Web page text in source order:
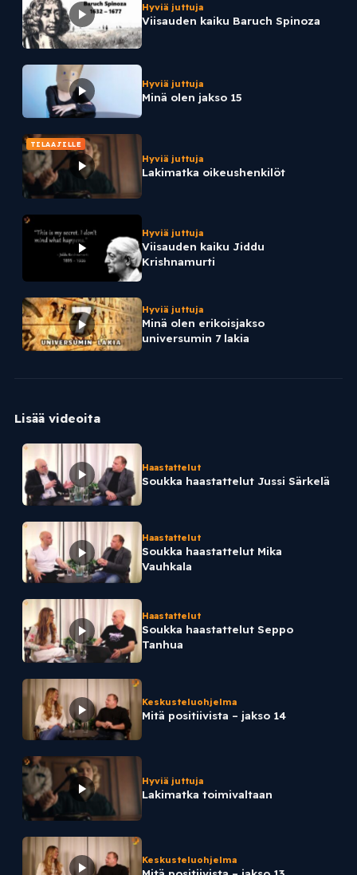
Hyviä juttuja
Viisauden kaiku Baruch Spinoza
Hyviä juttuja
Minä olen jakso 15
TILAAJILLE
Hyviä juttuja
Lakimatka oikeushenkilöt
Hyviä juttuja
Viisauden kaiku Jiddu
Krishnamurti
Hyviä juttuja
Minä olen erikoisjakso
universumin 7 lakia
Lisää videoita
Haastattelut
Soukka haastattelut Jussi Särkelä
Haastattelut
Soukka haastattelut Mika
Vauhkala
Haastattelut
Soukka haastattelut Seppo
Tanhua
Keskusteluohjelma
Mitä positiivista – jakso 14
Hyviä juttuja
Lakimatka toimivaltaan
Keskusteluohjelma